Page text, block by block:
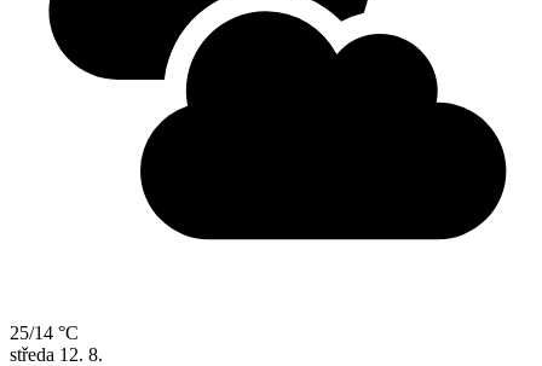
25/14 °C
středa 12. 8.